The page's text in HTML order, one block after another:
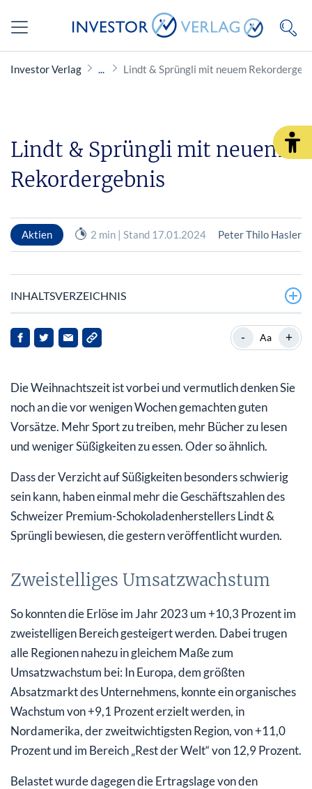
Investor Verlag Lindt & Sprüngli mit neuem
Lindt & Sprüngli mit neuem
Rekordergebnis
Aktien 2 min | Stand 17.01.2024 Peter Thilo Hasler
INHALTSVERZEICHNIS
Zweistelliges Umsatzwachstum
Dennoch Ergebnis auf Rekordniveau
Margenanstieg auf ein neues Rekordniveau
Aktie nur für die Superreichen
- Aa +
Die Weihnachtszeit ist vorbei und vermutlich denken Sie
noch an die vor wenigen Wochen gemachten guten
Vorsätze. Mehr Sport zu treiben, mehr Bücher zu lesen
und weniger Süßigkeiten zu essen. Oder so ähnlich.
Dass der Verzicht auf Süßigkeiten besonders schwierig
sein kann, haben einmal mehr die Geschäftszahlen des
Schweizer Premium-SchokoladenherstellersLindt &
Sprünglibewiesen, die gestern veröffentlicht wurden.
Zweistelliges Umsatzwachstum
So konnten die Erlöse im Jahr 2023 um +10,3 Prozent im
zweistelligen Bereich gesteigert werden. Dabei trugen
alle Regionen nahezu in gleichem Maße zum
Umsatzwachstum bei: In Europa, dem größten
Absatzmarkt des Unternehmens, konnte ein organisches
Wachstum von +9,1 Prozent erzielt werden, in
Nordamerika, der zweitwichtigsten Region, von +11,0
Prozent und im Bereich „Rest der Welt“ von 12,9 Prozent.
Belastet wurde dagegen die Ertragslage von den